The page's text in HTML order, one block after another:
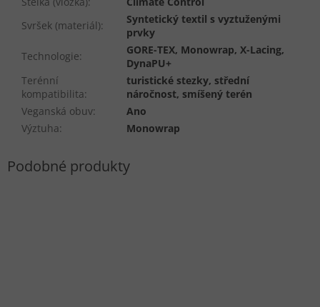
Svršek (materiál):
Syntetický textil s vyztuženými
prvky
Technologie:
GORE-TEX, Monowrap, X-Lacing,
DynaPU+
Terénní
kompatibilita:
turistické stezky, střední
náročnost, smíšený terén
Veganská obuv:
Ano
Výztuha: Monowrap